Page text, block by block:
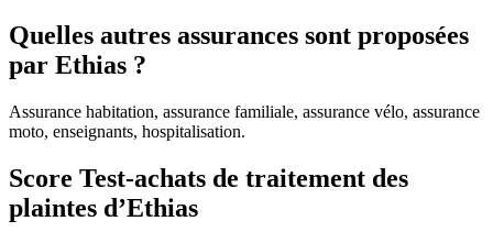
Quelles autres assurances sont proposées
par Ethias ?
Assurance habitation, assurance familiale, assurance vélo, assurance
moto, enseignants, hospitalisation.
Score Test-achats de traitement des
plaintes d’Ethias